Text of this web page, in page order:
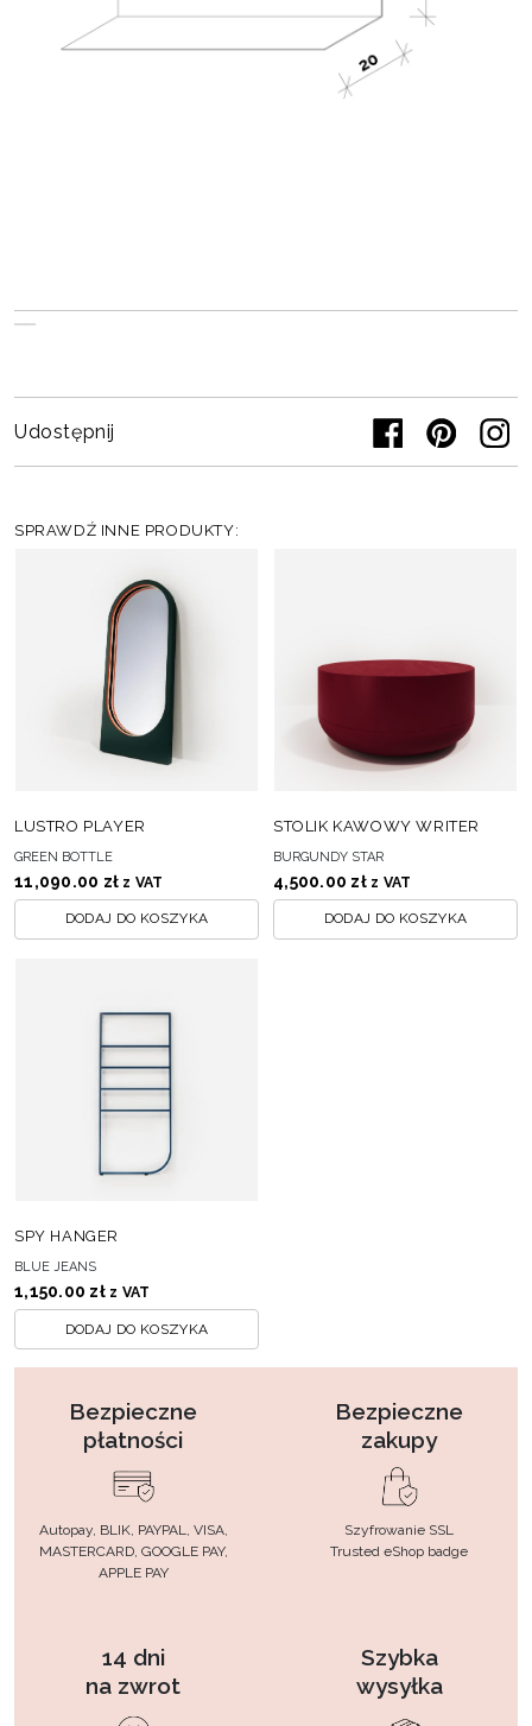
Udostępnij
SPRAWDŹ INNE PRODUKTY:
LUSTRO PLAYER
GREEN BOTTLE
11,090.00 zł z VAT
DODAJ DO KOSZYKA
STOLIK KAWOWY WRITER
BURGUNDY STAR
4,500.00 zł z VAT
DODAJ DO KOSZYKA
SPY HANGER
BLUE JEANS
1,150.00 zł z VAT
DODAJ DO KOSZYKA
Bezpieczne
płatności
Autopay, BLIK, PAYPAL, VISA,
MASTERCARD, GOOGLE PAY,
APPLE PAY
Bezpieczne
zakupy
Szyfrowanie SSL
Trusted eShop badge
14 dni
na zwrot
Szybka
wysyłka